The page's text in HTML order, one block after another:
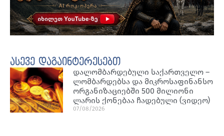
ასევე დაგაინტერესებთ
დალომბარდებული საქართველო –
ლომბარდებსა და მიკროსაფინანსო
ორგანიზაციებში 500 მილიონი
ლარის ქონებაა ჩადებული (ვიდეო)
07/08/2026